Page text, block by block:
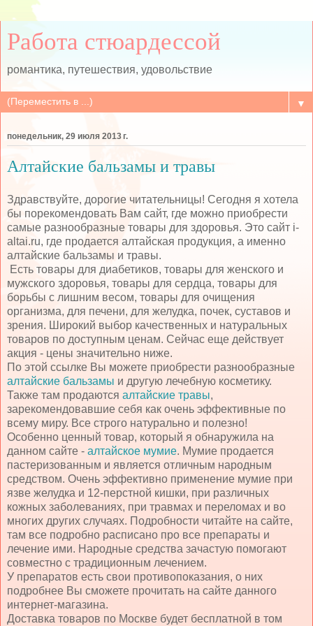
Работа стюардессой
романтика, путешествия, удовольствие
▼
понедельник, 29 июля 2013 г.
Алтайские бальзамы и травы
Здравствуйте, дорогие читательницы! Сегодня я хотела
бы порекомендовать Вам сайт, где можно приобрести
самые разнообразные товары для здоровья. Это сайт i-
altai.ru, где продается алтайская продукция, а именно
алтайские бальзамы и травы.
Есть товары для диабетиков, товары для женского и
мужского здоровья, товары для сердца, товары для
борьбы с лишним весом, товары для очищения
организма, для печени, для желудка, почек, суставов и
зрения. Широкий выбор качественных и натуральных
товаров по доступным ценам. Сейчас еще действует
акция - цены значительно ниже.
По этой ссылке Вы можете приобрести разнообразные
алтайские бальзамы и другую лечебную косметику.
Также там продаются алтайские травы,
зарекомендовавшие себя как очень эффективные по
всему миру. Все строго натурально и полезно!
Особенно ценный товар, который я обнаружила на
данном сайте - алтайское мумие. Мумие продается
пастеризованным и является отличным народным
средством. Очень эффективно применение мумие при
язве желудка и 12-перстной кишки, при различных
кожных заболеваниях, при травмах и переломах и во
многих других случаях. Подробности читайте на сайте,
там все подробно расписано про все препараты и
лечение ими. Народные средства зачастую помогают
совместно с традиционным лечением.
У препаратов есть свои противопоказания, о них
подробнее Вы сможете прочитать на сайте данного
интернет-магазина.
Доставка товаров по Москве будет бесплатной в том